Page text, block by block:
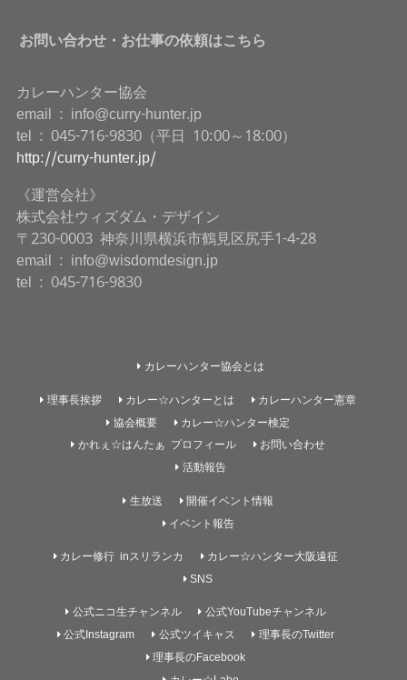
お問い合わせ・お仕事の依頼はこちら
カレーハンター協会
email : info@curry-hunter.jp
tel : 045-716-9830（平日 10:00～18:00）
http://curry-hunter.jp/
《運営会社》
株式会社ウィズダム・デザイン
〒230-0003 神奈川県横浜市鶴見区尻手1-4-28
email : info@wisdomdesign.jp
tel : 045-716-9830
カレーハンター協会とは
理事長挨拶 カレー☆ハンターとは
カレーハンター憲章
協会概要
カレー☆ハンター検定
かれぇ☆はんたぁ プロフィール
お問い合わせ
活動報告
生放送
開催イベント情報
イベント報告
カレー修行 inスリランカ
カレー☆ハンター大阪遠征
SNS
公式ニコ生チャンネル
公式YouTubeチャンネル
公式Instagram
公式ツイキャス
理事長のTwitter
理事長のFacebook